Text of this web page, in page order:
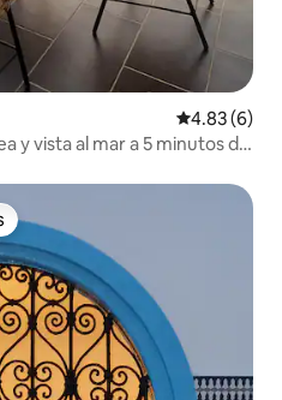
Calificación
4.83 (6)
y vista al mar a 5 minutos de
huéspedes